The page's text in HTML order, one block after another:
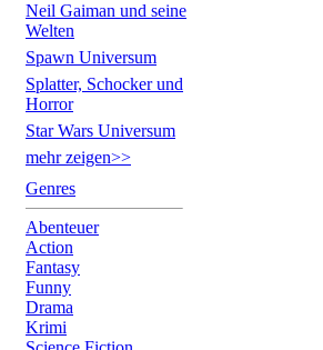
Neil Gaiman und seine
Welten
Spawn Universum
Splatter, Schocker und
Horror
Star Wars Universum
mehr zeigen>>
Genres
Abenteuer
Action
Fantasy
Funny
Drama
Krimi